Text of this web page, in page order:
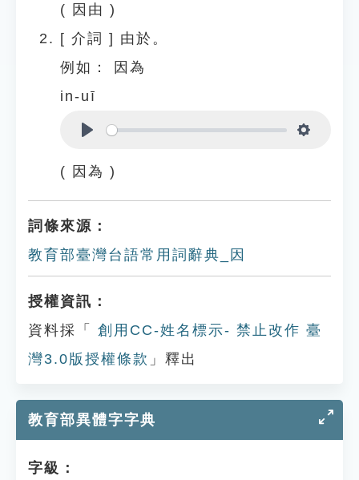
( 因由 )
[ 介詞 ] 由於。
例如：
因為
in-uī
( 因為 )
詞條來源：
教育部臺灣台語常用詞辭典_因
授權資訊：
資料採「
創用CC-姓名標示- 禁止改作 臺
灣3.0版授權條款 」釋出
教育部異體字字典
字級：